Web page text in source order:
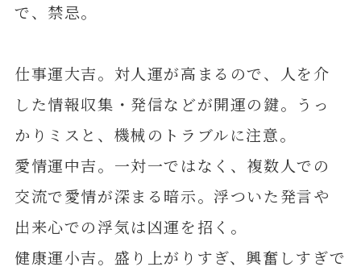
で、禁忌。
仕事運大吉。対人運が高まるので、人を介
した情報収集・発信などが開運の鍵。うっ
かりミスと、機械のトラブルに注意。
愛情運中吉。一対一ではなく、複数人での
交流で愛情が深まる暗示。浮ついた発言や
出来心での浮気は凶運を招く。
健康運小吉。盛り上がりすぎ、興奮しすぎで